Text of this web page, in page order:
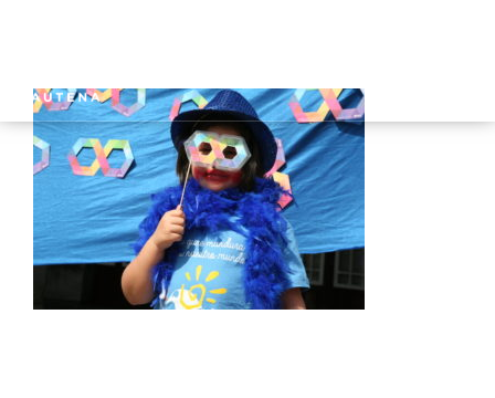
INICIO
GAUTENA
AUTISMO
COMUNICACIÓN